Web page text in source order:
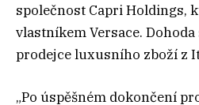
společnost Capri Holdings,
vlastníkem Versace.
prodejce luxusního zboží z
„Po úspěšném dokončení